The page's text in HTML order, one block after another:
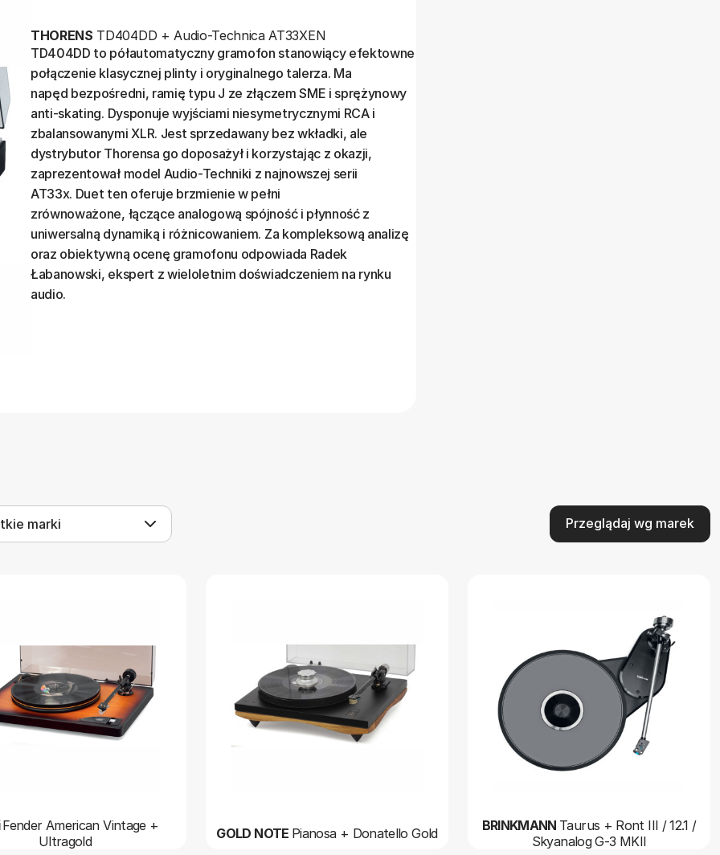
THORENS TD404DD + Audio-Technica AT33XEN
TD404DD to półautomatyczny gramofon stanowiący efektowne
połączenie klasycznej plinty i oryginalnego talerza. Ma
napęd bezpośredni, ramię typu J ze złączem SME i sprężynowy
anti-skating. Dysponuje wyjściami niesymetrycznymi RCA i
zbalansowanymi XLR. Jest sprzedawany bez wkładki, ale
dystrybutor Thorensa go doposażył i korzystając z okazji,
zaprezentował model Audio-Techniki z najnowszej serii
AT33x. Duet ten oferuje brzmienie w pełni
zrównoważone, łączące analogową spójność i płynność z
uniwersalną dynamiką i różnicowaniem. Za kompleksową analizę
oraz obiektywną ocenę gramofonu odpowiada Radek
Łabanowski, ekspert z wieloletnim doświadczeniem na rynku
audio.
Przeglądaj wg marek
Fender American Vintage +
Ultragold
GOLD NOTE Pianosa + Donatello Gold BRINKMANN Taurus + Ront III / 12.1 /
Skyanalog G-3 MKII